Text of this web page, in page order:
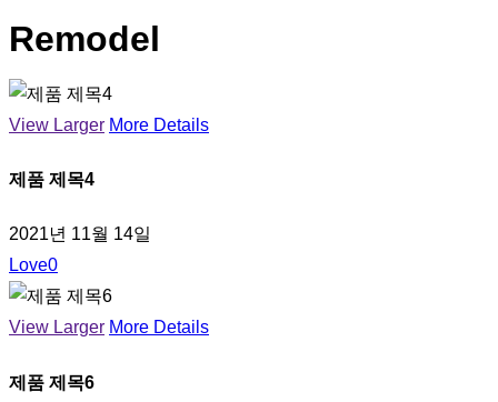
Remodel
View Larger More Details
제품 제목4
2021년 11월 14일
Love0
View Larger More Details
제품 제목6